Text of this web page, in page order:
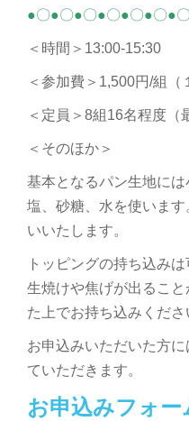
●〇●〇●〇●〇●〇●〇●
＜時間＞13:00-15:30
＜参加費＞ 1,500円/組（
＜定員＞ 8組16名程度（
＜そのほか＞
基本となるパン生地には
塩、砂糖、水を使いま
いいたします。
トッピングの持ち込み
生焼けや焦げが出るこ
た上でお持ち込みくださ
お申込みいただいた方
ていただきます。
お申込みフォー